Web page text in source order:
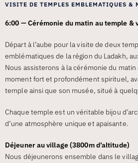
VISITE DE TEMPLES EMBLEMATIQUES &
6:00 — Cérémonie du matin au temple &
Départ à l’aube pour la visite de deux
emblématiques de la région du Ladakh,
Nous assisterons à la cérémonie du
moment fort et profondément spirituel,
temple ainsi que son musée, situé à
Chaque temple est un véritable bijou
d’une atmosphère unique et apaisante.
Déjeuner au village (3800m d’altitude)
Nous déjeunerons ensemble dans le